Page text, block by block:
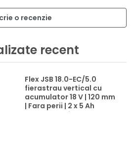
o recenzie
recent
Flex JSB 18.0-EC/5.0
fierastrau vertical cu
acumulator 18 V | 120 mm
| Fara perii | 2 x 5 Ah
acumulatori +